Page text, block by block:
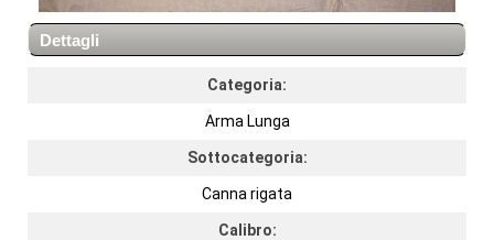
Dettagli
Categoria:
Arma Lunga
Sottocategoria:
Canna rigata
Calibro: